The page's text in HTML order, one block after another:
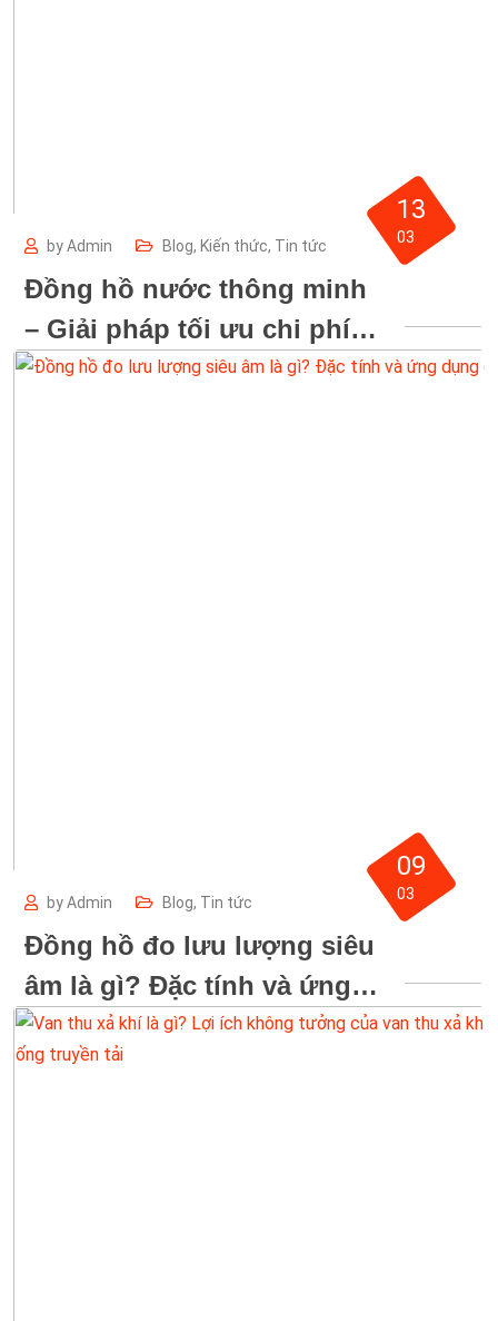
byAdmin Blog, Kiến thức, Tin tức
Đồng hồ nước thông minh
– Giải pháp tối ưu chi phí
cực kỳ hiệu quả
13
03
byAdmin Blog, Tin tức
Đồng hồ đo lưu lượng siêu
âm là gì? Đặc tính và ứng
dụng của đồng hồ siêu âm
09
03